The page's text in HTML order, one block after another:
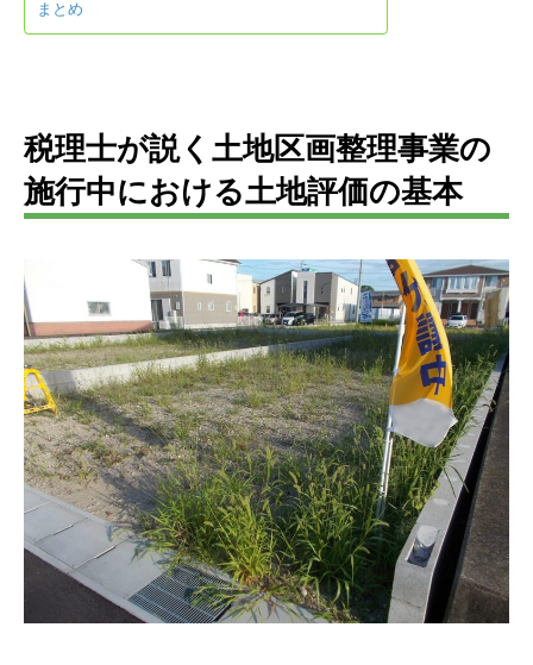
まとめ
税理士が説く土地区画整理事業の
施行中における土地評価の基本